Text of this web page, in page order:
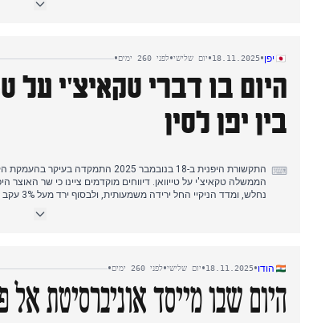
האשמות פולניות נגד אזרחים אוקראינים בגין חבלה ברכבת, עם
יפן•
18.11.2025
•יום שלישי•לפני 260 ימים •
היום בו דברי טקאיצ'י על
בין יפן לסין
⌨
התקשורת היפנית ב-18 בנובמבר 2025
הממשלה טקאיצ'י על טייוואן. דיווחים מוקדמים ציינו כי שר
נחלש, ומדד הניקיי החל ירידה משמעותית, ולבסוף ירד מעל 3% עקב מניות טכנולוגיה חלשות וחששות משוק ארה"ב.
במהלך היום, המתיחות עם סין הסלימה. בכירים יפנים וסינים
הודו•
18.11.2025
•יום שלישי•לפני 260 ימים •
היום שבו מייסד אוניברסיטת